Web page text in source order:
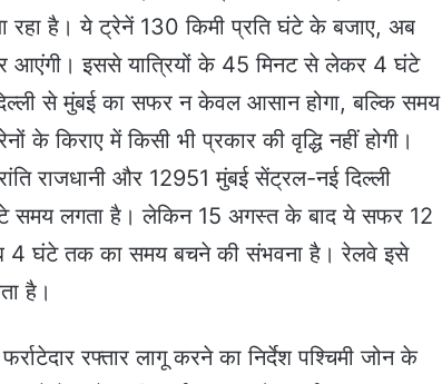
रहा है। ये ट्रेनें 130 किमी प्रति घंटे के बजाए, अब
आएंगी। इससे यात्रियों के 45 मिनट से लेकर 4 घंटे
से मुंबई का सफर न केवल आसान होगा, बल्कि समय
के किराए में किसी भी प्रकार की वृद्धि नहीं होगी।
राजधानी और 12951 मुंबई सेंट्रल-नई दिल्ली
समय लगता है। लेकिन 15 अगस्त के बाद ये सफर 12
4 घंटे तक का समय बचने की संभवना है। रेलवे इसे
है।
रफ्तार लागू करने का निर्देश पश्चिमी जोन के